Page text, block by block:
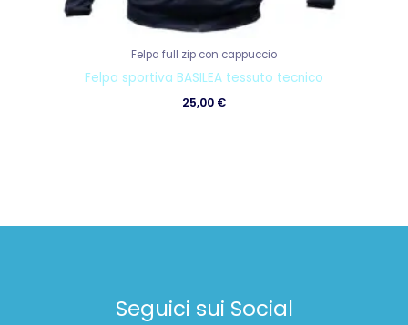
Felpa full zip con cappuccio
Felpa sportiva BASILEA tessuto tecnico
25,00 €
Seguici sui Social